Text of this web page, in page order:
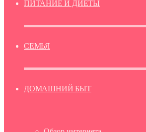
ПИТАНИЕ И ДИЕТЫ
СЕМЬЯ
ДОМАШНИЙ БЫТ